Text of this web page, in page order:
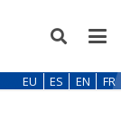
EU ES EN FR